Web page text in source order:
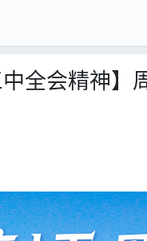
中全会精神